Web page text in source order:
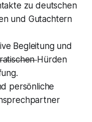
zu deutschen
und Gutachtern
Begleitung und
Hürden
persönliche